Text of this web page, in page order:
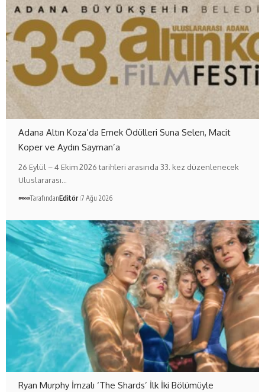
Adana Altın Koza’da Emek Ödülleri Suna Selen, Macit
Koper ve Aydın Sayman’a
26 Eylül – 4 Ekim 2026 tarihleri arasında 33. kez düzenlenecek
Uluslararası…
TarafındanEditör 7 Ağu 2026
Ryan Murphy İmzalı ‘The Shards’ İlk İki Bölümüyle